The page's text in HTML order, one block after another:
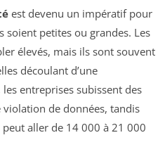
est devenu un impératif pour
soient petites ou grandes. Les
élevés, mais ils sont souvent
découlant d’une
les entreprises subissent des
de données, tandis
aller de 14 000 à 21 000